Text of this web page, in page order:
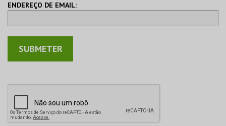
ENDEREÇO DE EMAIL: